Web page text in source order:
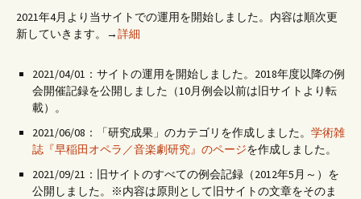
2021年4月より当サイトでの運用を開始しました。内容は順次更
新していきます。→詳細
2021/04/01：サイトの運用を開始しました。2018年度以降の例
会開催記録を公開しました（10月例会以前は旧サイトより転
載）。
2021/06/08：「研究成果」のカテゴリを作成しました。 学術雑
誌『早稲田オペラ／音楽劇研究』のページを作成しました。
2021/09/21：旧サイトのすべての例会記録（2012年5月～）を
公開しました。※内容は原則として旧サイトの文章をそのま